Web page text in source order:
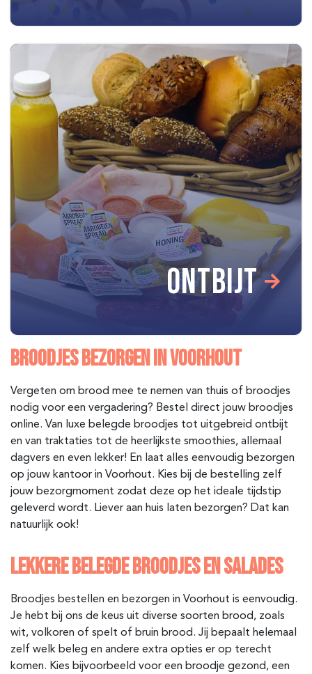
ONTBIJT
BROODJES BEZORGEN IN VOORHOUT
Vergeten om brood mee te nemen van thuis of broodjes
nodig voor een vergadering? Bestel direct jouw broodjes
online. Van luxe belegde broodjes tot uitgebreid ontbijt
en van traktaties tot de heerlijkste smoothies, allemaal
dagvers en even lekker! En laat alles eenvoudig bezorgen
op jouw kantoor in Voorhout. Kies bij de bestelling zelf
jouw bezorgmoment zodat deze op het ideale tijdstip
geleverd wordt. Liever aan huis laten bezorgen? Dat kan
natuurlijk ook!
LEKKERE BELEGDE BROODJES EN SALADES
Broodjes bestellen en bezorgen in Voorhout is eenvoudig.
Je hebt bij ons de keus uit diverse soorten brood, zoals
wit, volkoren of spelt of bruin brood. Jij bepaalt helemaal
zelf welk beleg en andere extra opties er op terecht
komen. Kies bijvoorbeeld voor een broodje gezond, een